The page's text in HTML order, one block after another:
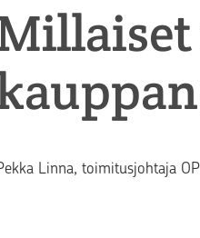
Linna, toimitusjohtaja